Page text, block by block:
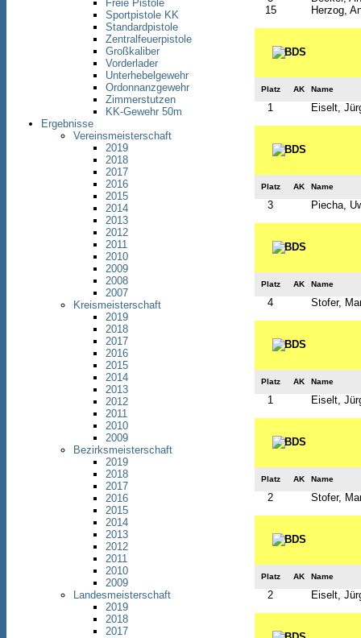
Freie Pistole
Sportpistole KK
Standardpistole
Zentralfeuerpistole
Großkaliber
Vorderlader
Unterhebelgewehr
Ordonnanzgewehr
Zimmerstutzen
KK-Gewehr 50m
Ergebnisse
Vereinsmeisterschaft
2019
2018
2017
2016
2015
2014
2013
2012
2011
2010
2009
2008
2007
Kreismeisterschaft
2019
2018
2017
2016
2015
2014
2013
2012
2011
2010
2009
Bezirksmeisterschaft
2019
2018
2017
2016
2015
2014
2013
2012
2011
2010
2009
Landesmeisterschaft
2019
2018
2017
15
Herzog,
Platz AK Name
1 Eiselt,
Platz AK Name
3 Piecha,
Platz AK Name
4 Stofer,
Platz AK Name
1 Eiselt,
Platz AK Name
2 Stofer,
Platz AK Name
2 Eiselt,